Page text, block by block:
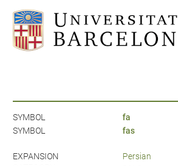
SYMBOL
fa
SYMBOL
fas
EXPANSION
Persian